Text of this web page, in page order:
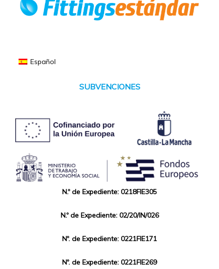
Español
SUBVENCIONES
N.º de Expediente: 0218FIE305
N.º de Expediente: 02/20/IN/026
Nº. de Expediente: 0221FIE171
Nº. de Expediente: 0221FIE269